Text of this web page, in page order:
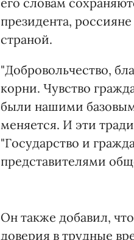
президента,
страной.
"Добровольчество,
корни. Чувство
были нашими
меняется. И эти
"Государство и
представителями
Он также добавил,
доверия в трудные